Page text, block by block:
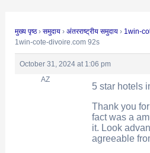
मुख्य पृष्ठ › समुदाय › अंतरराष्ट्रीय समुदाय › 1win-
1win-cote-divoire.com 92s
October 31, 2024 at 1:06 pm
AZ
5 star hotels
Thank you
fact was a
it. Look
agreeable